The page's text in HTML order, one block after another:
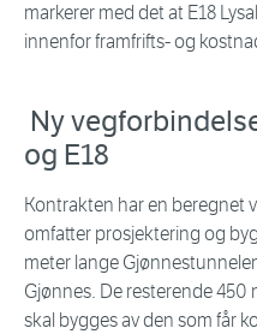
markerer med det at E18
innenfor framfrifts- og
Ny
og E18
Kontrakten har en beregnet
omfatter prosjektering og
meter lange
Gjønnes. De resterende
skal bygges av den som får